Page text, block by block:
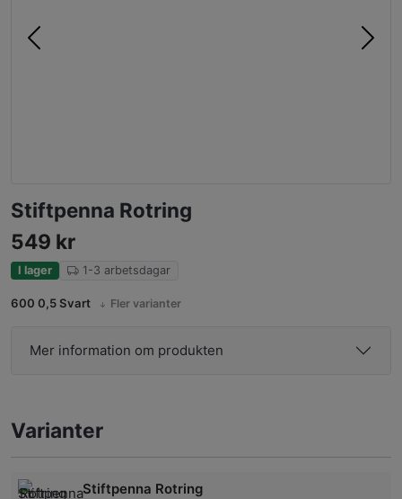
Föregående Nästa
Stiftpenna Rotring
549 kr
I lager 1-3 arbetsdagar
600 0,5 Svart Fler varianter
Mer information om produkten
Varianter
Stiftpenna Rotring